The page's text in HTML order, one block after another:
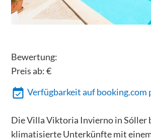
Bewertung:
Preis ab:€
Verfügbarkeit auf booking.com
Die Villa Viktoria Invierno in Sóller
klimatisierte Unterkünfte mit